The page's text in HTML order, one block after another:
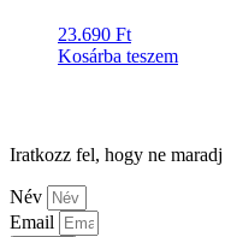
23.690 Ft
Kosárba teszem
Iratkozz fel, hogy ne
Név
Email